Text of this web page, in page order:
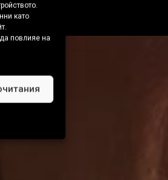
като
повлияе на